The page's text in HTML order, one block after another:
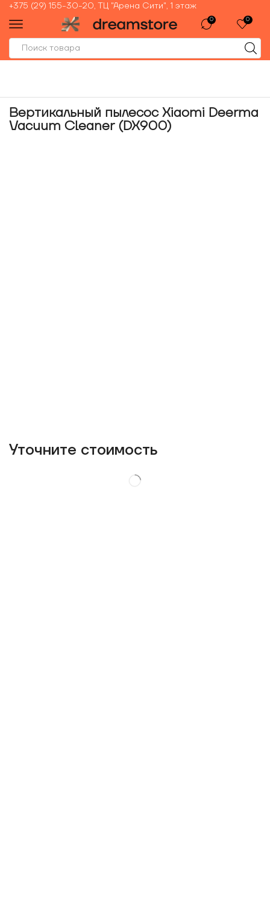
+375 (29) 155-30-20, ТЦ "Арена Сити", 1 этаж
0 0
Вертикальный пылесос Xiaomi Deerma
Vacuum Cleaner (DX900)
Уточнитe стоимость